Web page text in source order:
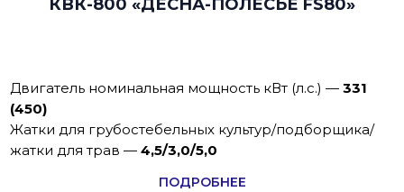
КВК-800 «ДЕСНА-ПОЛЕСЬЕ FS80»
Двигатель номинальная мощность кВт (л.с.) —331
(450)
Жатки для грубостебельных культур/подборщика/
жатки для трав —4,5/3,0/5,0
ПОДРОБНЕЕ